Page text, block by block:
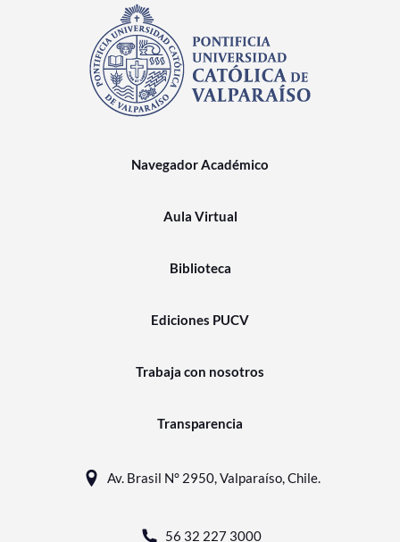
Navegador Académico
Aula Virtual
Biblioteca
Ediciones PUCV
Trabaja con nosotros
Transparencia
Av. Brasil N° 2950, Valparaíso, Chile.
56 32 227 3000